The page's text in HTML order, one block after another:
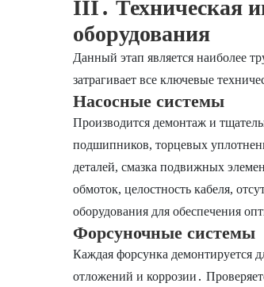
III․ Техническая
оборудования
Данный этап является наиболее
затрагивает все ключевые
Насосные системы
Производится демонтаж и
подшипников, торцевых
деталей, смазка подвижных
обмоток, целостность кабеля,
оборудования для обеспечения
Форсуночные системы
Каждая форсунка демонтируется
отложений и коррозии․